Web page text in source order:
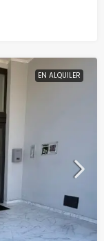
EN ALQUILER